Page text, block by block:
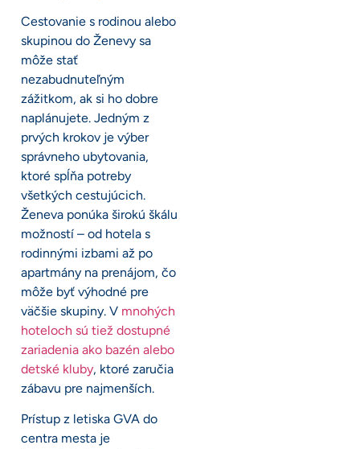
Cestovanie s rodinou alebo
skupinou do Ženevy sa
môže stať
nezabudnuteľným
zážitkom, ak si ho dobre
naplánujete. Jedným z
prvých krokov je výber
správneho ubytovania,
ktoré spĺňa potreby
všetkých cestujúcich.
Ženeva ponúka širokú škálu
možností – od hotela s
rodinnými izbami až po
apartmány na prenájom, čo
môže byť výhodné pre
väčšie skupiny. V mnohých
hoteloch sú tiež dostupné
zariadenia ako bazén alebo
detské kluby, ktoré zaručia
zábavu pre najmenších.
Prístup z letiska GVA do
centra mesta je